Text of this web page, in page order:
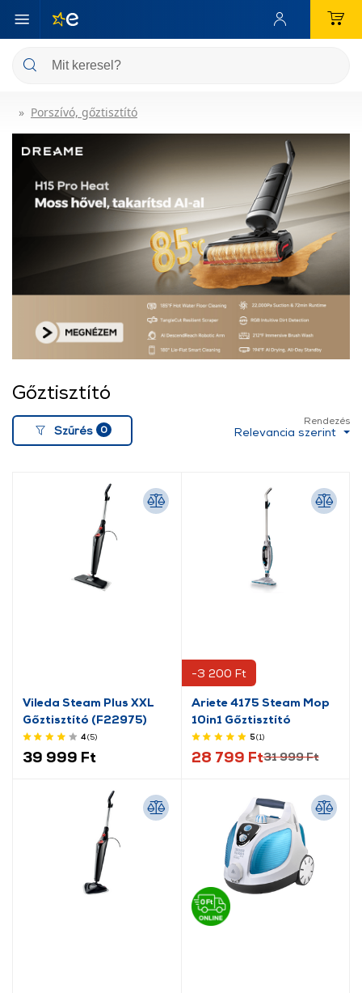
Porszívó, gőztisztító
Gőztisztító
Szűrés 0
Rendezés
Relevancia szerint
Vileda Steam Plus XXL
Gőztisztító (F22975)
4(5)
39 999 Ft
-3 200 Ft
Ariete 4175 Steam Mop
10in1 Gőztisztító
5(1)
28 799 Ft31 999 Ft